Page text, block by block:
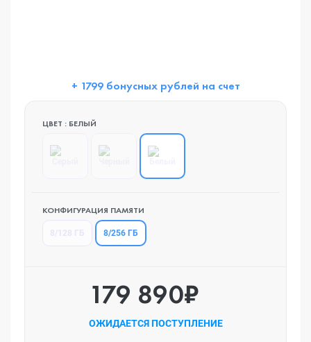
+ 1799 бонусных рублей на счет
ЦВЕТ : БЕЛЫЙ
КОНФИГУРАЦИЯ ПАМЯТИ
8/256 ГБ
179 890₽
ОЖИДАЕТСЯ ПОСТУПЛЕНИЕ